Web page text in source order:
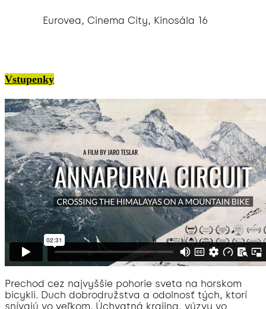
Eurovea, Cinema City, Kinosála 16
Vstupenky
Prechod cez najvyššie pohorie sveta na horskom
bicykli. Duch dobrodružstva a odolnosť tých, ktorí
snívajú vo veľkom. Úchvatná krajina, výzvy vo